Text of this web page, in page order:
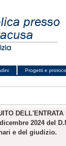
Progetti e
2024 del
e del giudizio.